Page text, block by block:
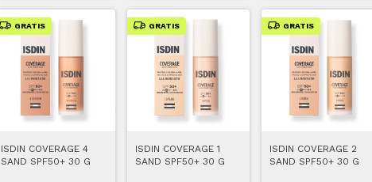
GRATIS
ISDIN COVERAGE 4
SAND SPF50+ 30 G
GRATIS
ISDIN COVERAGE 1
SAND SPF50+ 30 G
GRATIS
ISDIN COVERAGE 2
SAND SPF50+ 30 G